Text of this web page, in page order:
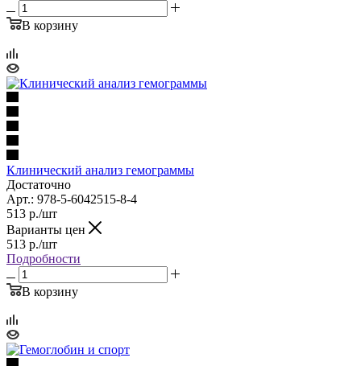
В корзину
Клинический анализ гемограммы
Достаточно
Арт.: 978-5-6042515-8-4
513 р./шт
Варианты цен
513 р./шт
Подробности
В корзину